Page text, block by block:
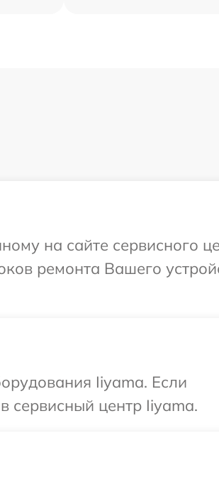
на сайте сервисного
ремонта Вашего
Iiyama. Если
сервисный центр Iiyama.